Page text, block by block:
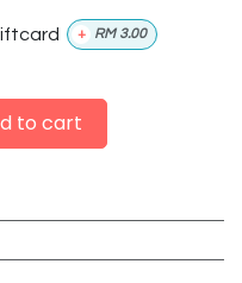
+ RM 3.00
to cart